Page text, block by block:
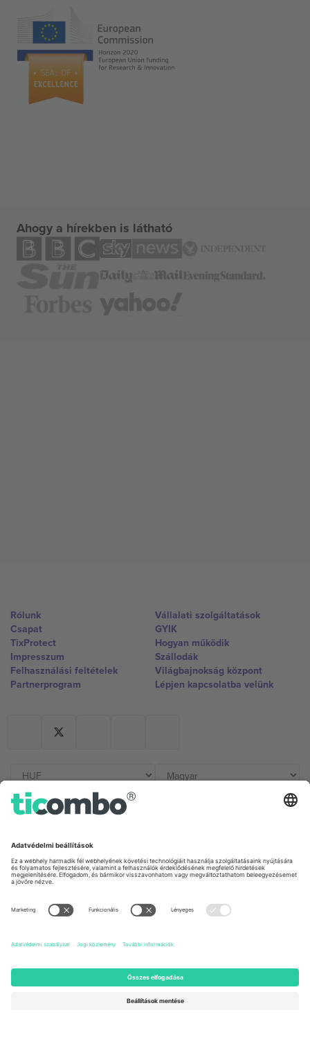
Ahogy a hírekben is látható
Rólunk
Csapat
TixProtect
Impresszum
Felhasználási feltételek
Partnerprogram
Vállalati szolgáltatások
GYIK
Hogyan működik
Szállodák
Világbajnokság központ
Lépjen kapcsolatba velünk
Germany
Unter den Linden 24, 10117
Berlin, Germany
United Kingdom
167 City Road, London, Greater
Newark, Delaware 19713, United
States
Engelberg, Switzerland